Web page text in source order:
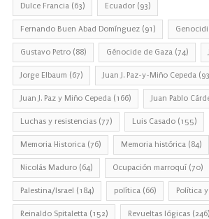
Dulce Francia (63) Ecuador (93)
Fernando Buen Abad Domínguez (91)
Gustavo Petro (88) Génocide de Gaza (74)
Jorge Elbaum (67) Juan J. Paz-y-Miño Cepeda
Juan J. Paz y Miño Cepeda (166) Juan Pablo
Luchas y resistencias (77) Luis Casado (155)
Memoria Historica (76) Memoria histórica (84)
Nicolás Maduro (64) Ocupación marroquí (70)
Palestina/Israel (184) política (66) Política
Reinaldo Spitaletta (152) Revueltas lógicas (246)